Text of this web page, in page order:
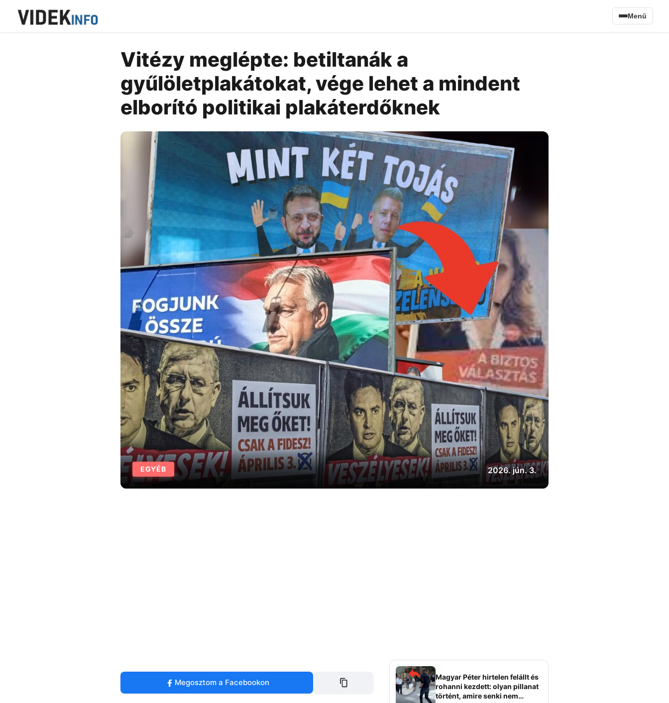
Menü
Vitézy meglépte: betiltanák a
gyűlöletplakátokat, vége lehet a mindent
elborító politikai plakáterdőknek
EGYÉB 2026. jún. 3.
Megosztom a Facebookon
Magyar Péter hirtelen felállt és
rohanni kezdett: olyan pillanat
történt, amire senki nem